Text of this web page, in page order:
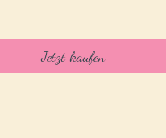
Jetzt kaufen